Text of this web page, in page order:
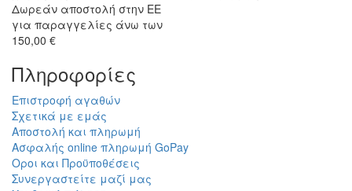
Δωρεάν αποστολή στην ΕΕ
για παραγγελίες άνω των
150,00 €
Πληροφορίες
Επιστροφή αγαθών
Σχετικά με εμάς
Αποστολή και πληρωμή
Ασφαλής online πληρωμή GoPay
Οροι και Προϋποθέσεις
Συνεργαστείτε μαζί μας